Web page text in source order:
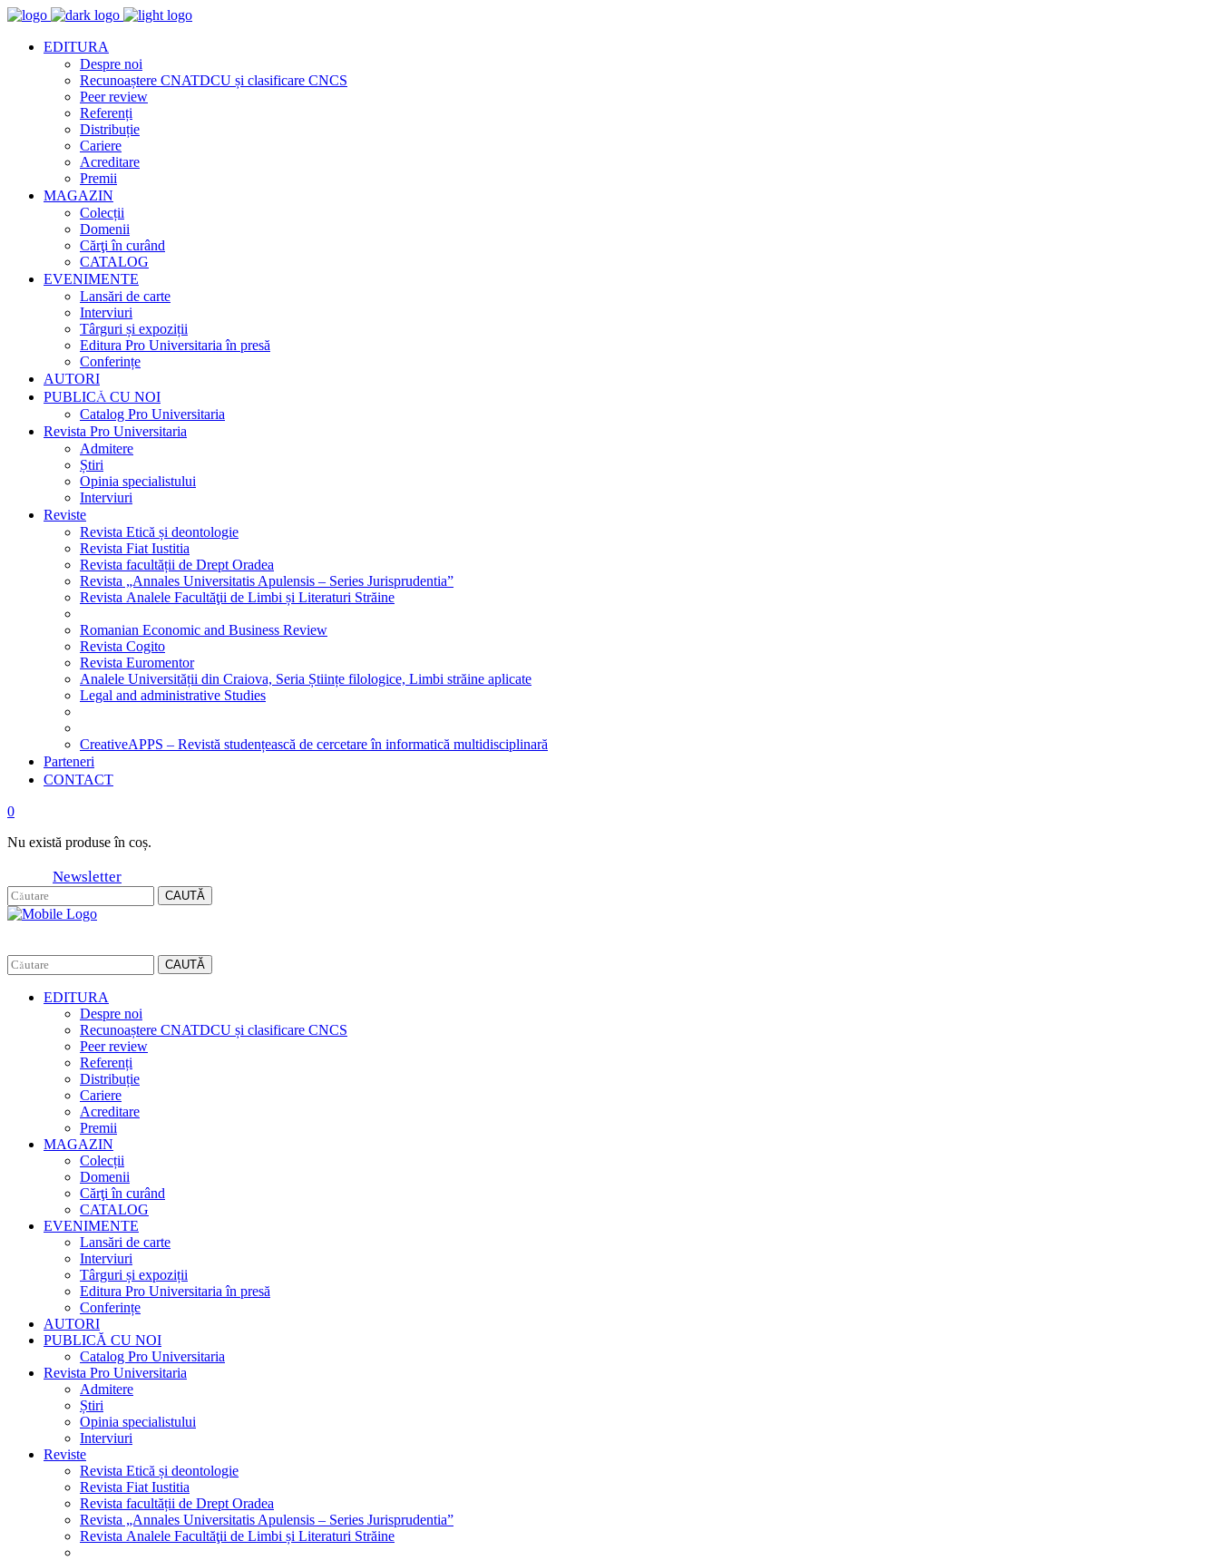
EDITURA
Despre noi
Recunoaștere CNATDCU și clasificare CNCS
Peer review
Referenți
Distribuție
Cariere
Acreditare
Premii
MAGAZIN
Colecții
Domenii
Cărţi în curând
CATALOG
EVENIMENTE
Lansări de carte
Interviuri
Târguri și expoziții
Editura Pro Universitaria în presă
Conferințe
AUTORI
PUBLICĂ CU NOI
Catalog Pro Universitaria
Revista Pro Universitaria
Admitere
Știri
Opinia specialistului
Interviuri
Reviste
Revista Etică și deontologie
Revista Fiat Iustitia
Revista facultății de Drept Oradea
Revista „Annales Universitatis Apulensis – Series Jurisprudentia”
Revista Analele Facultăţii de Limbi și Literaturi Străine
Romanian Economic and Business Review
Revista Cogito
Revista Euromentor
Analele Universității din Craiova, Seria Științe filologice, Limbi străine aplicate
Legal and administrative Studies
CreativeAPPS – Revistă studențească de cercetare în informatică multidisciplinară
Parteneri
CONTACT
0
Nu există produse în coș.
Newsletter
CAUTĂ
CAUTĂ
EDITURA
Despre noi
Recunoaștere CNATDCU și clasificare CNCS
Peer review
Referenți
Distribuție
Cariere
Acreditare
Premii
MAGAZIN
Colecții
Domenii
Cărţi în curând
CATALOG
EVENIMENTE
Lansări de carte
Interviuri
Târguri și expoziții
Editura Pro Universitaria în presă
Conferințe
AUTORI
PUBLICĂ CU NOI
Catalog Pro Universitaria
Revista Pro Universitaria
Admitere
Știri
Opinia specialistului
Interviuri
Reviste
Revista Etică și deontologie
Revista Fiat Iustitia
Revista facultății de Drept Oradea
Revista „Annales Universitatis Apulensis – Series Jurisprudentia”
Revista Analele Facultăţii de Limbi și Literaturi Străine